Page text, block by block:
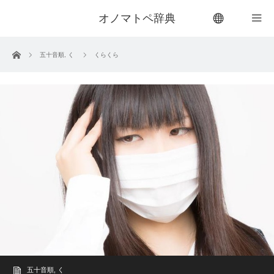
オノマトペ辞典
ホーム 五十音順 く くらくら
五十音順 く